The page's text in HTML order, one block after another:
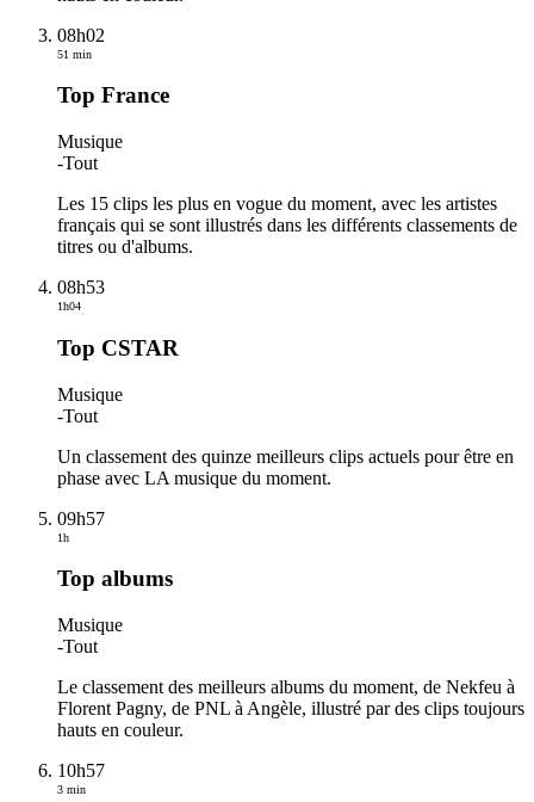
08h02
51 min
Top France
Musique
-Tout
Les 15 clips les plus en vogue du moment, avec les artistes
français qui se sont illustrés dans les différents classements de
titres ou d'albums.
08h53
1h04
Top CSTAR
Musique
-Tout
Un classement des quinze meilleurs clips actuels pour être en
phase avec LA musique du moment.
09h57
1h
Top albums
Musique
-Tout
Le classement des meilleurs albums du moment, de Nekfeu à
Florent Pagny, de PNL à Angèle, illustré par des clips toujours
hauts en couleur.
10h57
3 min